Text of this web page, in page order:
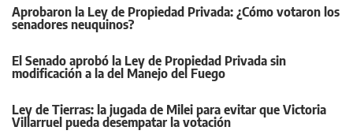
Aprobaron la Ley de Propiedad Privada: ¿Cómo votaron los
senadores neuquinos?
El Senado aprobó la Ley de Propiedad Privada sin
modificación a la del Manejo del Fuego
Ley de Tierras: la jugada de Milei para evitar que Victoria
Villarruel pueda desempatar la votación